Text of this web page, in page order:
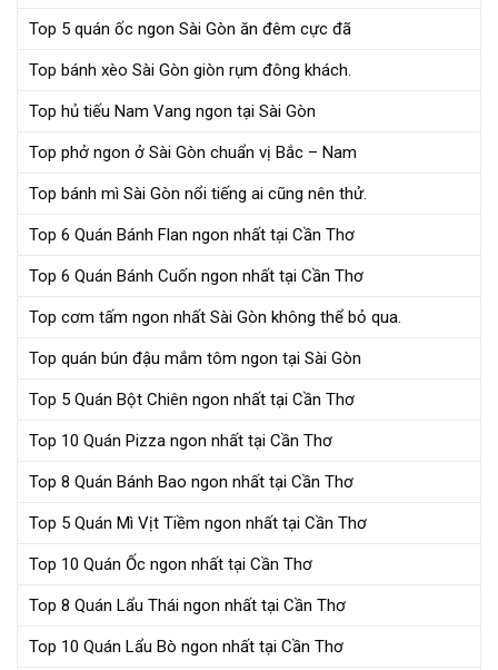
Top 5 quán ốc ngon Sài Gòn ăn đêm cực đã
Top bánh xèo Sài Gòn giòn rụm đông khách.
Top hủ tiếu Nam Vang ngon tại Sài Gòn
Top phở ngon ở Sài Gòn chuẩn vị Bắc – Nam
Top bánh mì Sài Gòn nổi tiếng ai cũng nên thử.
Top 6 Quán Bánh Flan ngon nhất tại Cần Thơ
Top 6 Quán Bánh Cuốn ngon nhất tại Cần Thơ
Top cơm tấm ngon nhất Sài Gòn không thể bỏ qua.
Top quán bún đậu mắm tôm ngon tại Sài Gòn
Top 5 Quán Bột Chiên ngon nhất tại Cần Thơ
Top 10 Quán Pizza ngon nhất tại Cần Thơ
Top 8 Quán Bánh Bao ngon nhất tại Cần Thơ
Top 5 Quán Mì Vịt Tiềm ngon nhất tại Cần Thơ
Top 10 Quán Ốc ngon nhất tại Cần Thơ
Top 8 Quán Lẩu Thái ngon nhất tại Cần Thơ
Top 10 Quán Lẩu Bò ngon nhất tại Cần Thơ